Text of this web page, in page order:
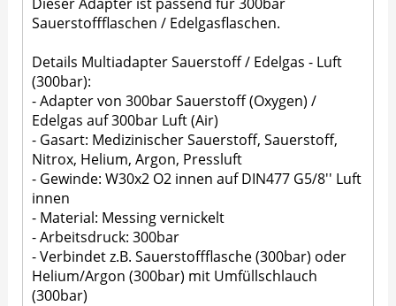
Sauerstoffflaschen / Edelgasflaschen.
Details Multiadapter Sauerstoff / Edelgas - Luft
(300bar):
- Adapter von 300bar Sauerstoff (Oxygen) /
Edelgas auf 300bar Luft (Air)
- Gasart: Medizinischer Sauerstoff, Sauerstoff,
Nitrox, Helium, Argon, Pressluft
- Gewinde: W30x2 O2 innen auf DIN477 G5/8'' Luft
innen
- Material: Messing vernickelt
- Arbeitsdruck: 300bar
- Verbindet z.B. Sauerstoffflasche (300bar) oder
Helium/Argon (300bar) mit Umfüllschlauch
(300bar)